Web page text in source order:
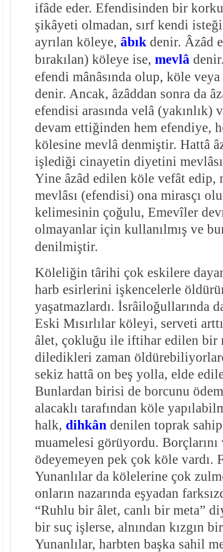
ifâde eder. Efendisinden bir
şikâyeti olmadan, sırf kendi
ayrılan köleye, âbıkdenir. Âzâd
bırakılan) köleye ise, mevlâ
efendi mânâsında olup, köle
denir. Ancak, âzâddan sonra da
efendisi arasında velâ (yakınlık)
devam ettiğinden hem efendiye,
kölesine mevlâ denmiştir. Hattâ
işlediği cinayetin diyetini
Yine âzâd edilen köle vefât edip,
mevlâsı (efendisi) ona mirasçı
kelimesinin çoğulu, Emevîler
olmayanlar için kullanılmış ve
denilmiştir.
Köleliğin târihi çok eskilere
harb esirlerini işkencelerle
yaşatmazlardı. İsrâiloğullarında
Eski Mısırlılar köleyi, serveti
âlet, çokluğu ile iftihar edilen bir
diledikleri zaman
sekiz hattâ on beş yolla, elde
Bunlardan birisi de borcunu
alacaklı tarafından köle
halk, dihkân denilen toprak
muamelesi görüyordu.
ödeyemeyen pek çok köle vardı.
Yunanlılar da kölelerine çok
onların nazarında eşyadan
“Ruhlu bir âlet, canlı bir meta”
bir suç işlerse, alnından kızgın
Yunanlılar, harbten başka sahil